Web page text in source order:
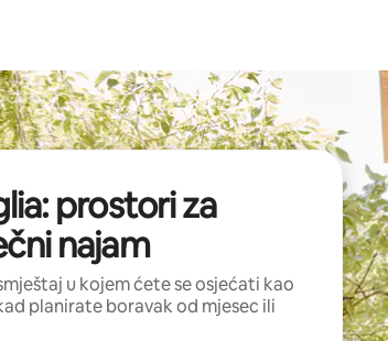
prostori za
najam
u kojem ćete se osjećati kao
planirate boravak od mjesec ili